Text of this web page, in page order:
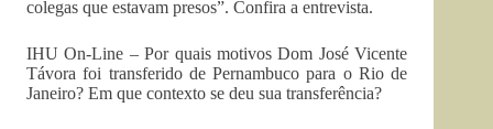
colegas que estavam presos”. Confira a entrevista.
IHU On-Line – Por quais motivos Dom José Vicente
Távora foi transferido de Pernambuco para o Rio de
Janeiro? Em que contexto se deu sua transferência?